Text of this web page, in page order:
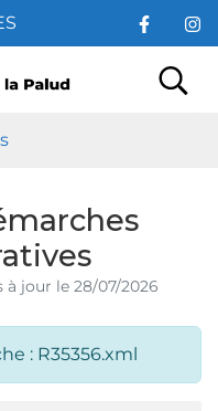
Pierre la Palud
à jour le 28/07/2026
: R35356.xml